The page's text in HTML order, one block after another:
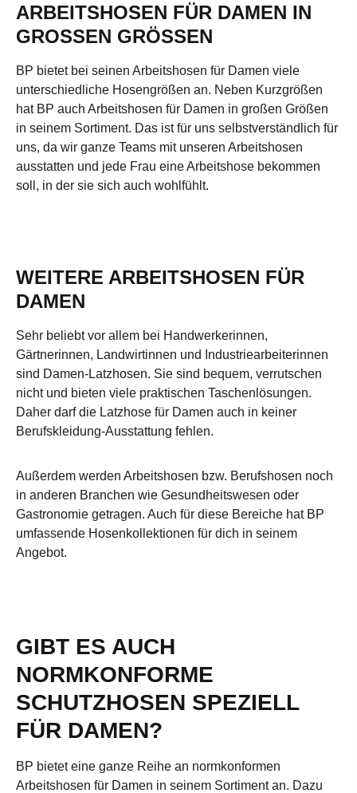
ARBEITSHOSEN FÜR DAMEN IN
GROSSEN GRÖSSEN
BP bietet bei seinen Arbeitshosen für Damen viele
unterschiedliche Hosengrößen an. Neben Kurzgrößen
hat BP auch Arbeitshosen für Damen in großen Größen
in seinem Sortiment. Das ist für uns selbstverständlich für
uns, da wir ganze Teams mit unseren Arbeitshosen
ausstatten und jede Frau eine Arbeitshose bekommen
soll, in der sie sich auch wohlfühlt.
WEITERE ARBEITSHOSEN FÜR
DAMEN
Sehr beliebt vor allem bei Handwerkerinnen,
Gärtnerinnen, Landwirtinnen und Industriearbeiterinnen
sind Damen-Latzhosen. Sie sind bequem, verrutschen
nicht und bieten viele praktischen Taschenlösungen.
Daher darf die Latzhose für Damen auch in keiner
Berufskleidung-Ausstattung fehlen.
Außerdem werden Arbeitshosen bzw. Berufshosen noch
in anderen Branchen wie Gesundheitswesen oder
Gastronomie getragen. Auch für diese Bereiche hat BP
umfassende Hosenkollektionen für dich in seinem
Angebot.
GIBT ES AUCH
NORMKONFORME
SCHUTZHOSEN SPEZIELL
FÜR DAMEN?
BP bietet eine ganze Reihe an normkonformen
Arbeitshosen für Damen in seinem Sortiment an. Dazu